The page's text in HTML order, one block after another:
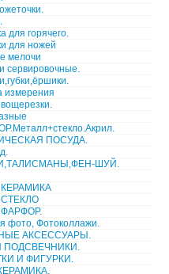
для горячего.
для ножей
мелочи
сервировочные.
измерения
ПОСУДА.
ШУЙ.
фото, Фотоколлажи.
АКСЕССУАРЫ.
ПОДСВЕЧНИКИ.
И ФИГУРКИ.